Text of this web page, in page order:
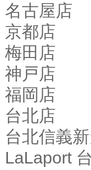
名古屋店
京都店
梅田店
神戸店
福岡店
台北店
台北信義
LaLaport